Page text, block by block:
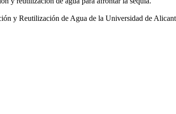
y Reutilización de Agua de la Universidad de